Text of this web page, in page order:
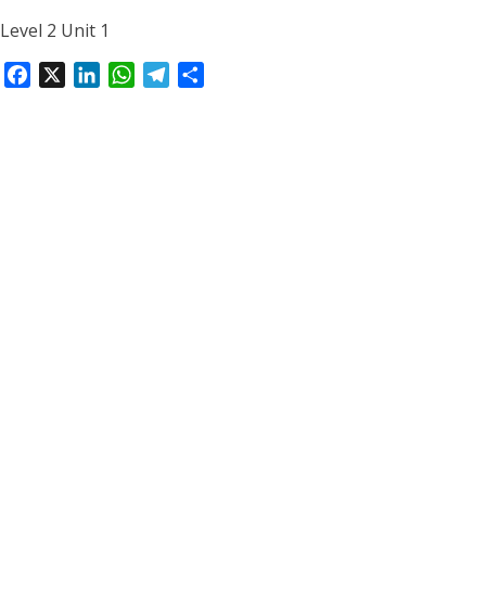
Level 2 Unit 1
Facebook
LinkedInWhatsAppTelegram